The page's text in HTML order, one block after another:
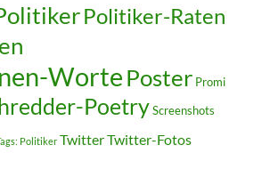
Politiker-Raten
Worte Poster Promi
PoetryScreenshots
Politiker TwitterTwitter-Fotos